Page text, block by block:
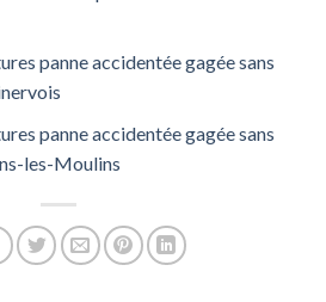
panne accidentée gagée sans
panne accidentée gagée sans
les-Moulins